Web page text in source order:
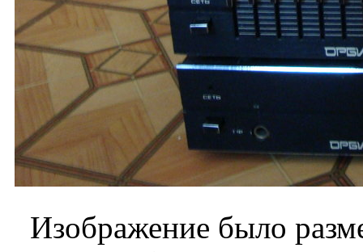
Изображение было